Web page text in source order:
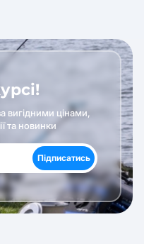
вигідними цінами,
та новинки
Підписатись